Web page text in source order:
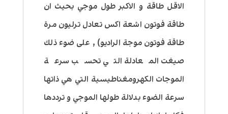
الاقل طاقة و الاكبر طول موجي بحيث ان
طاقة فوتون اشعة اكس تعادل ترليون مرة
طاقة فوتون موجة الراديو) , على ضوء ذلك
صيغت المعادلة التي تحسب سرعة
الموجات الكهرومغناطيسية التي هي ذاتها
سرعة الضوء بدلالة طولها الموجي و ترددها